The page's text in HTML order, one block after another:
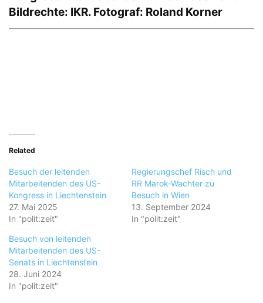
Bildrechte: IKR. Fotograf: Roland Korner
Related
Besuch der leitenden
Mitarbeitenden des US-
Kongress in Liechtenstein
27. Mai 2025
In "polit:zeit"
Regierungschef Risch und
RR Marok-Wachter zu
Besuch in Wien
13. September 2024
In "polit:zeit"
Besuch von leitenden
Mitarbeitenden des US-
Senats in Liechtenstein
28. Juni 2024
In "polit:zeit"